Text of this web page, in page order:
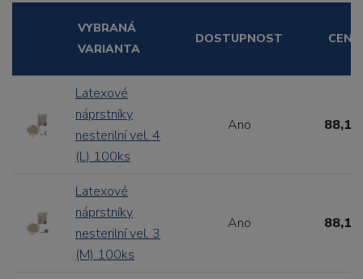
VYBRANÁ
VARIANTA
DOSTUPNOST CENA
Latexové
náprstníky
nesterilní vel. 4
(L) 100ks
Ano 88,11
Latexové
náprstníky
nesterilní vel. 3
(M) 100ks
Ano 88,11